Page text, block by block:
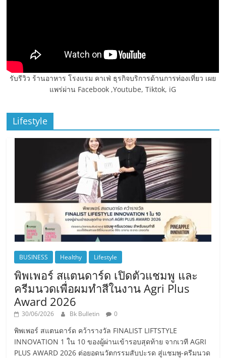
รับรีวิว ร้านอาหาร โรงแรม คาเฟ่ ธุรกิจบริการด้านการท่องเที่ยว เผย
แพร่ผ่าน Facebook ,Youtube, Tiktok, iG
Lifestyle
BUSINESS Healthy Lifestyle
พิพเพอร์ สแตนดาร์ด เปิดตัวแชมพู และ
ครีมนวดเพื่อผมทำสีในงาน Agri Plus
Award 2026
30/06/2026 Bk Bulletin 0
พิพเพอร์ สแตนดาร์ด คว้ารางวัล FINALIST LIFTSTYLE
INNOVATION 1 ใน 10 ของผู้ผ่านเข้ารอบสุดท้าย จากเวที AGRI
PLUS AWARD 2026 ต่อยอดนวัตกรรมสับปะรด สู่แชมพู-ครีมนวด